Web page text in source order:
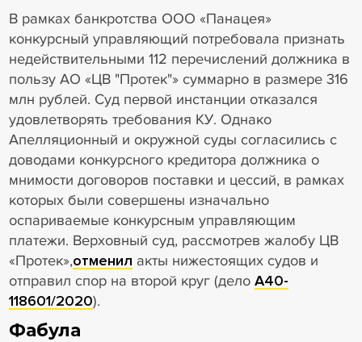
В рамках банкротства ООО «Панацея»
конкурсный управляющий потребовала признать
недействительными 112 перечислений должника в
пользу АО «ЦВ "Протек"» суммарно в размере 316
млн рублей. Суд первой инстанции отказался
удовлетворять требования КУ. Однако
Апелляционный и окружной суды согласились с
доводами конкурсного кредитора должника о
мнимости договоров поставки и цессий, в рамках
которых были совершены изначально
оспариваемые конкурсным управляющим
платежи. Верховный суд, рассмотрев жалобу ЦВ
«Протек»,отменил акты нижестоящих судов и
отправил спор на второй круг (дело А40-
118601/2020).
Фабула